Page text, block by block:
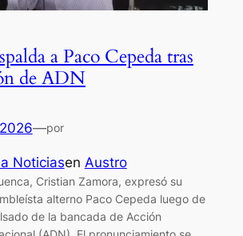
a Paco Cepeda tras
de ADN
—por
Noticiasen Austro
Cristian Zamora, expresó su
alterno Paco Cepeda luego de
de la bancada de Acción